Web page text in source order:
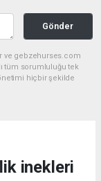
Gönder
ve gebzehurses.com
tüm sorumluluğu tek
hiçbir şekilde
inekleri